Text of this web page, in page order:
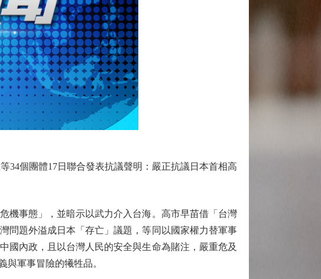
個團體17日聯合發表抗議聲明：嚴正抗議日本首相高
事態」，並暗示以武力介入台海。高市早苗借「台灣
問題外溢成日本「存亡」議題，等同以國家權力替軍事
國內政，且以台灣人民的安全與生命為賭注，嚴重危及
軍事冒險的犧牲品。